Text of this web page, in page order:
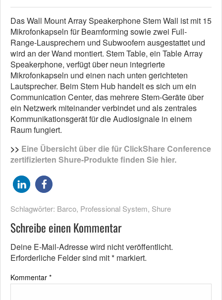
Das Wall Mount Array Speakerphone Stem Wall ist mit 15
Mikrofonkapseln für Beamforming sowie zwei Full-
Range-Lausprechern und Subwoofern ausgestattet und
wird an der Wand montiert. Stem Table, ein Table Array
Speakerphone, verfügt über neun integrierte
Mikrofonkapseln und einen nach unten gerichteten
Lautsprecher. Beim Stem Hub handelt es sich um ein
Communication Center, das mehrere Stem-Geräte über
ein Netzwerk miteinander verbindet und als zentrales
Kommunikationsgerät für die Audiosignale in einem
Raum fungiert.
>> Eine Übersicht über die für ClickShare Conference
zertifizierten Shure-Produkte finden Sie hier.
Schlagwörter: Barco, Professional System, Shure
Schreibe einen Kommentar
Deine E-Mail-Adresse wird nicht veröffentlicht.
Erforderliche Felder sind mit* markiert.
Kommentar *